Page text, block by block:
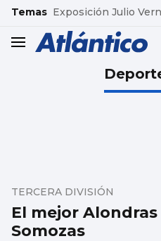
common.go-to-content
Temas Exposición Julio
header.menu.open
El mejor
Somozas
TERCERA DIVISIÓN